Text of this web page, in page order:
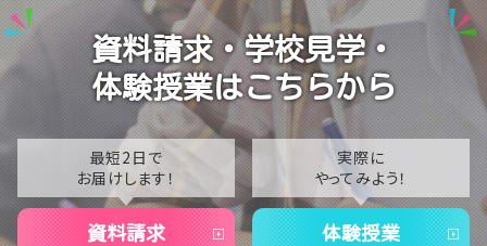
【宇都宮】AI活用術を学びました💻💭
2024
資料請求・学校見学・
体験授業はこちらから
最短2日で
お届けします！
資料請求
実際に
やってみよう！
体験授業